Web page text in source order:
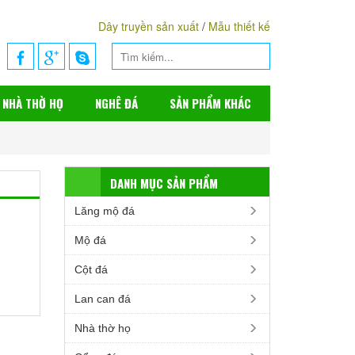
Dây truyền sản xuất/ Mẫu thiết kế
NHÀ THỜ HỌ NGHÊ ĐÁ SẢN PHẨM KHÁC
DANH MỤC SẢN PHẨM
Lăng mộ đá
Mộ đá
Cột đá
Lan can đá
Nhà thờ họ